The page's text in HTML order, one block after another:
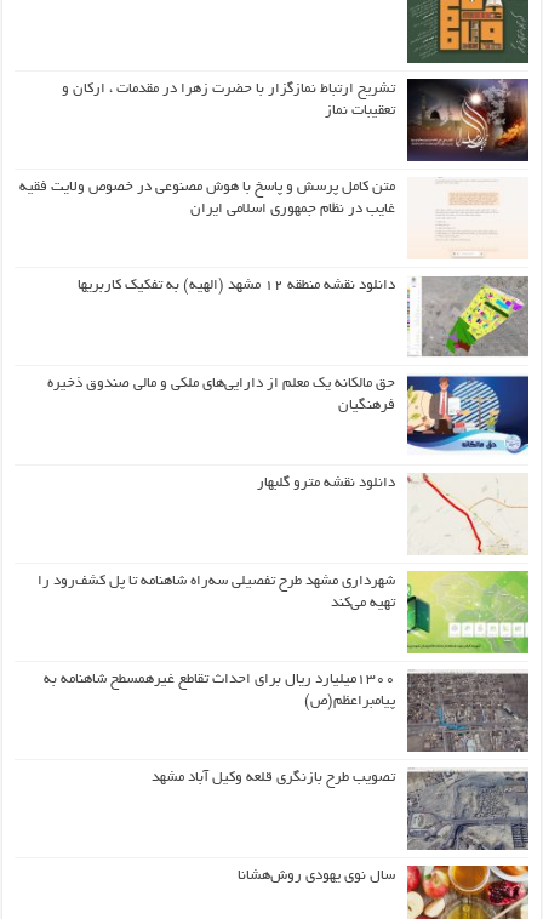
تشریح ارتباط نمازگزار با حضرت زهرا در مقدمات ، ارکان و
تعقیبات نماز
متن کامل پرسش و پاسخ با هوش مصنوعی در خصوص ولایت فقیه
غایب در نظام جمهوری اسلامی ایران
دانلود نقشه منطقه ۱۲ مشهد (الهیه) به تفکیک کاربریها
حق مالکانه یک معلم از دارایی‌های ملکی و مالی صندوق ذخیره
فرهنگیان
دانلود نقشه مترو گلبهار
شهرداری مشهد طرح تفصیلی سه‌راه شاهنامه تا پل کشف‌رود را
تهیه می‌کند
۱۳۰۰میلیارد ریال برای احداث تقاطع غیرهمسطح شاهنامه به
پیامبراعظم(ص)
تصویب طرح بازنگری قلعه وکیل آباد مشهد
سال نوی یهودی روش‌هشانا